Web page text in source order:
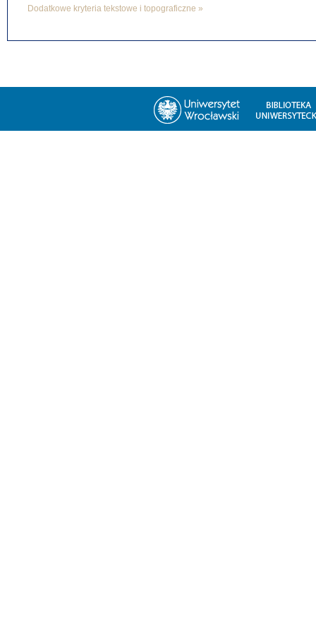
Dodatkowe kryteria tekstowe i topograficzne »